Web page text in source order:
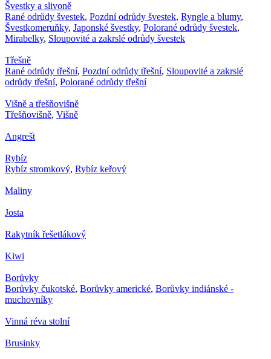
Švestky a slivoně
Rané odrůdy švestek, Pozdní odrůdy švestek, Ryngle a blumy,
Švestkomeruňky, Japonské švestky, Polorané odrůdy švestek,
Mirabelky, Sloupovité a zakrslé odrůdy švestek
Třešně
Rané odrůdy třešní, Pozdní odrůdy třešní, Sloupovité a zakrslé
odrůdy třešní, Polorané odrůdy třešní
Višně a třešňovišně
Třešňovišně, Višně
Angrešt
Rybíz
Rybíz stromkový, Rybíz keřový
Maliny
Josta
Rakytník řešetlákový
Kiwi
Borůvky
Borůvky čukotské, Borůvky americké, Borůvky indiánské -
muchovníky
Vinná réva stolní
Brusinky